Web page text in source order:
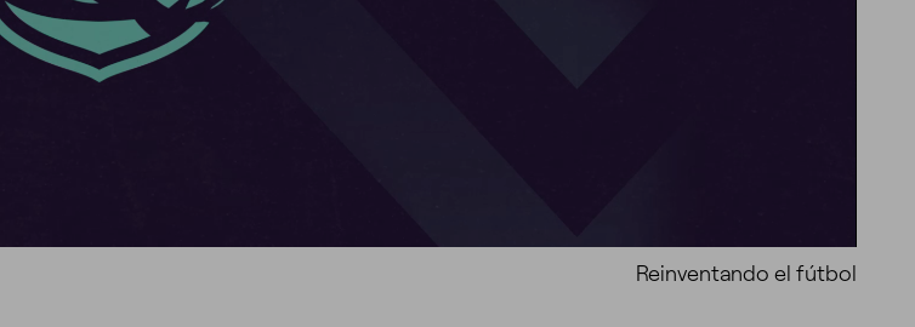
Reinventando el fútbol